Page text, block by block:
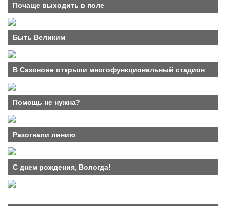
Почаще выходить в поле
Быть Великим
В Сазонове открыли многофункциональный стадион
Помощь не нужна?
Разогнали линию
С днем рождения, Вологда!